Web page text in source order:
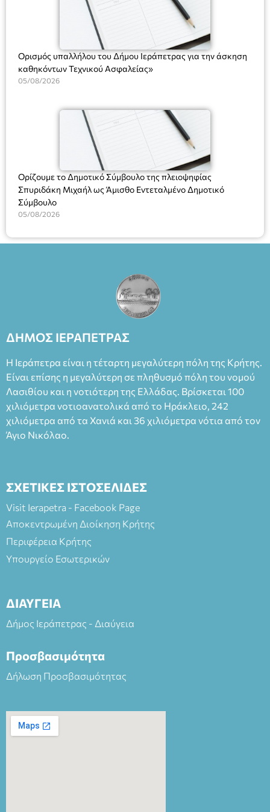
Ορισμός υπαλλήλου του Δήμου Ιεράπετρας για την άσκηση
καθηκόντων Τεχνικού Ασφαλείας»
05/08/2026
Ορίζουμε το Δημοτικό Σύμβουλο της πλειοψηφίας
Σπυριδάκη Μιχαήλ ως Άμισθο Εντεταλμένο Δημοτικό
Σύμβουλο
05/08/2026
ΔΗΜΟΣ ΙΕΡΑΠΕΤΡΑΣ
Η Ιεράπετρα είναι η τέταρτη μεγαλύτερη πόλη της Κρήτης.
Είναι επίσης η μεγαλύτερη σε πληθυσμό πόλη του νομού
Λασιθίου και η νοτιότερη της Ελλάδας. Βρίσκεται 100
χιλιόμετρα νοτιοανατολικά από το Ηράκλειο, 242
χιλιόμετρα από τα Χανιά και 36 χιλιόμετρα νότια από τον
Άγιο Νικόλαο.
ΣΧΕΤΙΚΕΣ ΙΣΤΟΣΕΛΙΔΕΣ
Visit Ierapetra - Facebook Page
Αποκεντρωμένη Διοίκηση Κρήτης
Περιφέρεια Κρήτης
Υπουργείο Εσωτερικών
ΔΙΑΥΓΕΙΑ
Δήμος Ιεράπετρας - Διαύγεια
Προσβασιμότητα
Δήλωση Προσβασιμότητας